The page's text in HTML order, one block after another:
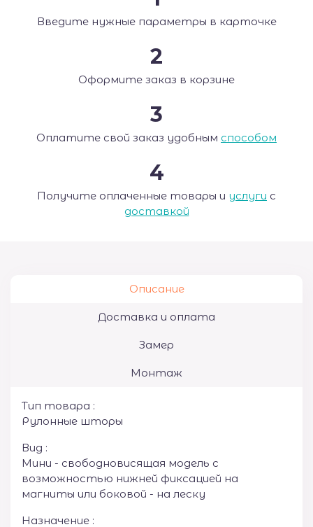
Введите нужные параметры в карточке
2
Оформите заказ в корзине
3
Оплатите свой заказ удобным способом
4
Получите оплаченные товары и услуги с
доставкой
Описание
Доставка и оплата
Замер
Монтаж
Тип товара :
Рулонные шторы
Вид :
Мини - свободновисящая модель с
возможностью нижней фиксацией на
магниты или боковой - на леску
Назначение :